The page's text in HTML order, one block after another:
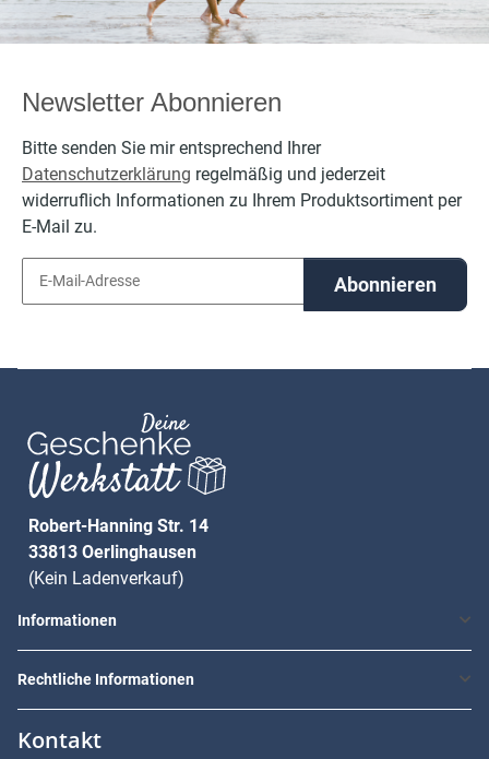
Newsletter Abonnieren
Bitte senden Sie mir entsprechend Ihrer
Datenschutzerklärung regelmäßig und jederzeit
widerruflich Informationen zu Ihrem Produktsortiment per
E-Mail zu.
Abonnieren
Robert-Hanning Str. 14
33813 Oerlinghausen
(Kein Ladenverkauf)
Informationen
Rechtliche Informationen
Kontakt